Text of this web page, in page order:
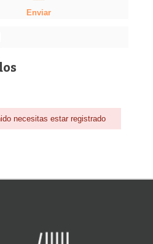
Enviar
necesitas estar registrado